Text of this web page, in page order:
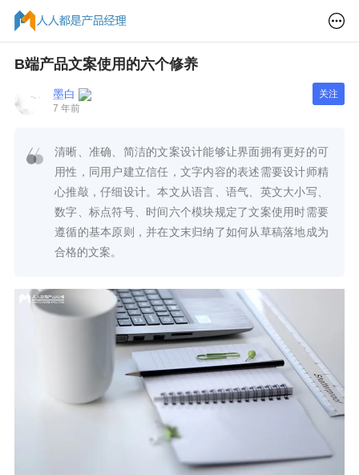
B端产品文案使用的六个修养
墨白
7 年前
关注
清晰、准确、简洁的文案设计能够让界面拥有更好的可
用性，同用户建立信任，文字内容的表述需要设计师精
心推敲，仔细设计。本文从语言、语气、英文大小写、
数字、标点符号、时间六个模块规定了文案使用时需要
遵循的基本原则，并在文末归纳了如何从草稿落地成为
合格的文案。